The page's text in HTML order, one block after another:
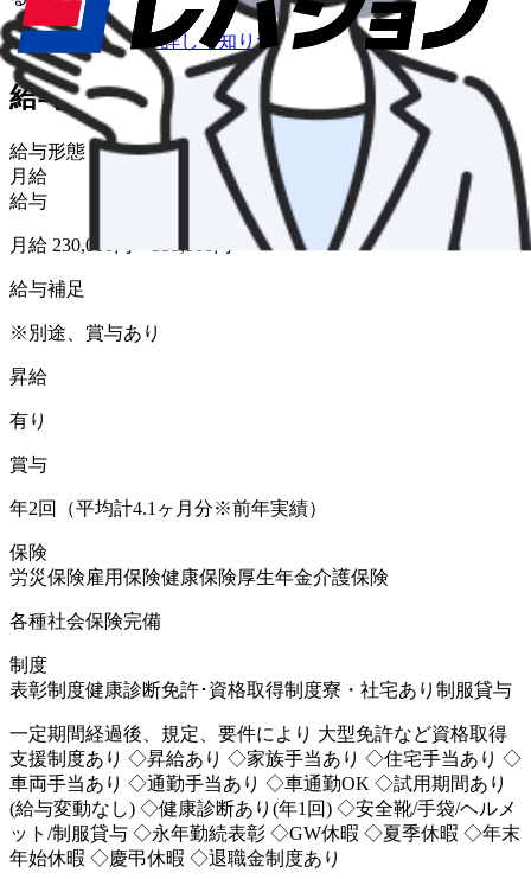
仕事内容について詳しく知りたい
給与・福利厚生
給与形態
月給
給与
月給 230,000円〜335,000円
給与補足
※別途、賞与あり
昇給
有り
賞与
年2回（平均計4.1ヶ月分※前年実績）
保険
労災保険雇用保険健康保険厚生年金介護保険
各種社会保険完備
制度
表彰制度健康診断免許･資格取得制度寮・社宅あり 制服貸与
一定期間経過後、規定、要件により 大型免許など資格取得
支援制度あり ◇昇給あり ◇家族手当あり ◇住宅手当あり ◇
車両手当あり ◇通勤手当あり ◇車通勤OK ◇試用期間あり
(給与変動なし) ◇健康診断あり(年1回) ◇安全靴/手袋/ヘルメ
ット/制服貸与 ◇永年勤続表彰 ◇GW休暇 ◇夏季休暇 ◇年末
年始休暇 ◇慶弔休暇 ◇退職金制度あり